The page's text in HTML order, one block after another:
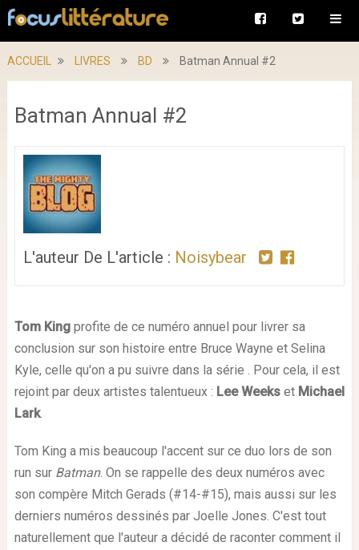
ACCUEIL LIVRES BD Batman Annual #2
Batman Annual #2
L'auteur De L'article : Noisybear
Tom Kingprofite de ce numéro annuel pour livrer sa
conclusion sur son histoire entre Bruce Wayne et Selina
Kyle, celle qu'on a pu suivre dans la série . Pour cela, il est
rejoint par deux artistes talentueux : Lee Weekset Michael
Lark.
Tom King a mis beaucoup l'accent sur ce duo lors de son
run sur Batman. On se rappelle des deux numéros avec
son compère Mitch Gerads (#14-#15), mais aussi sur les
derniers numéros dessinés par Joelle Jones. C'est tout
naturellement que l'auteur a décidé de raconter comment il